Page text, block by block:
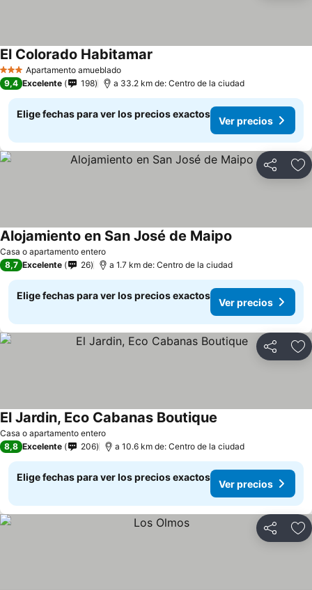
3 EstrellasApartamento amueblado
El Colorado Habitamar
9,4 Excelente 198 a 33.2 km de: Centro de la ciudad
Elige fechas para ver los precios exactos
Ver precios
Compartir
Casa o apartamento entero
Alojamiento en San José de Maipo
8,7 Excelente 26 a 1.7 km de: Centro de la ciudad
Elige fechas para ver los precios exactos
Ver precios
Compartir
Casa o apartamento entero
El Jardin, Eco Cabanas Boutique
8,8 Excelente 206 a 10.6 km de: Centro de la ciudad
Elige fechas para ver los precios exactos
Ver precios
Compartir